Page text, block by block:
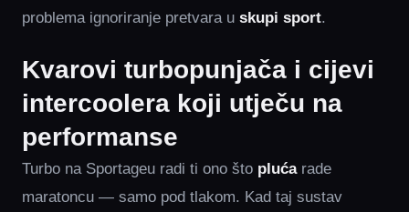
problema ignoriranje pretvara u skupi sport.
Kvarovi turbopunjača i cijevi
intercoolera koji utječu na
performanse
Turbo na Sportageu radi ti ono što plućarade
maratoncu — samo pod tlakom. Kad taj sustav